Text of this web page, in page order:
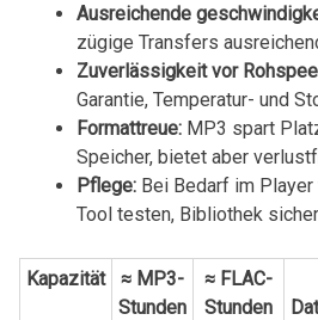
Ausreichende
zügige⁣ Transfers
Zuverlässigkeit vor
Garantie, Temperatur-⁣ und
Formattreue:MP3 spart
Speicher, bietet⁤ aber
Pflege:Bei ‌Bedarf im Player
Tool testen, Bibliothek
Kapazität
≈ MP3-
Stunden
≈ FLAC-
Stunden